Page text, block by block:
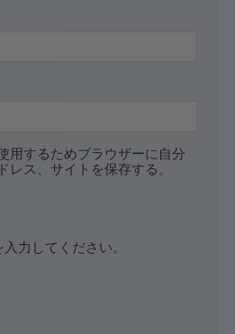
用するためブラウザーに自分
レス、サイトを保存する。
力してください。